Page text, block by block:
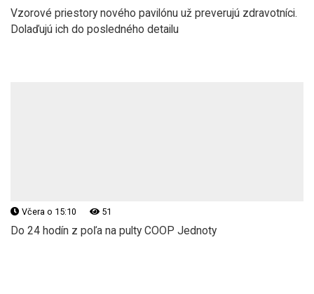
Vzorové priestory nového pavilónu už preverujú zdravotníci.
Dolaďujú ich do posledného detailu
Včera o 15:10 51
Do 24 hodín z poľa na pulty COOP Jednoty